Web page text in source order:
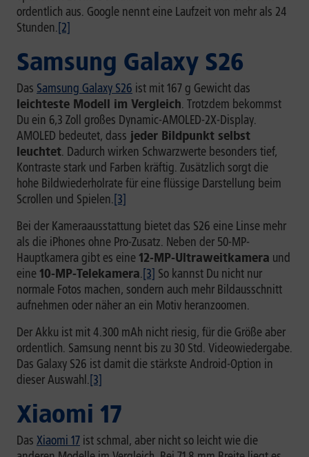
ordentlich aus. Google nennt eine Laufzeit von mehr als 24
Stunden.[2]
Samsung Galaxy S26
Das Samsung Galaxy S26 ist mit 167 g Gewicht das
leichteste Modell im Vergleich. Trotzdem bekommst
Du ein 6,3 Zoll großes Dynamic-AMOLED-2X-Display.
AMOLED bedeutet, dass jeder Bildpunkt selbst
leuchtet. Dadurch wirken Schwarzwerte besonders tief,
Kontraste stark und Farben kräftig. Zusätzlich sorgt die
hohe Bildwiederholrate für eine flüssige Darstellung beim
Scrollen und Spielen.[3]
Bei der Kameraausstattung bietet das S26 eine Linse mehr
als die iPhones ohne Pro-Zusatz. Neben der 50-MP-
Hauptkamera gibt es eine12-MP-Ultraweitkamera und
eine10-MP-Telekamera.[3] So kannst Du nicht nur
normale Fotos machen, sondern auch mehr Bildausschnitt
aufnehmen oder näher an ein Motiv heranzoomen.
Der Akku ist mit 4.300 mAh nicht riesig, für die Größe aber
ordentlich. Samsung nennt bis zu 30 Std. Videowiedergabe.
Das Galaxy S26 ist damit die stärkste Android-Option in
dieser Auswahl.[3]
Xiaomi 17
Das Xiaomi 17 ist schmal, aber nicht so leicht wie die